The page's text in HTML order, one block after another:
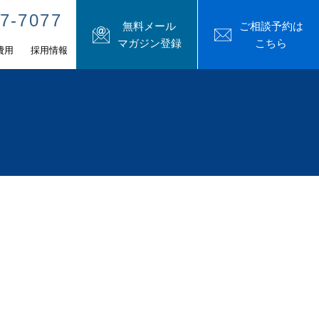
7077
用 採用情報
ご相談予約は
こちら
無料メール
マガジン登録